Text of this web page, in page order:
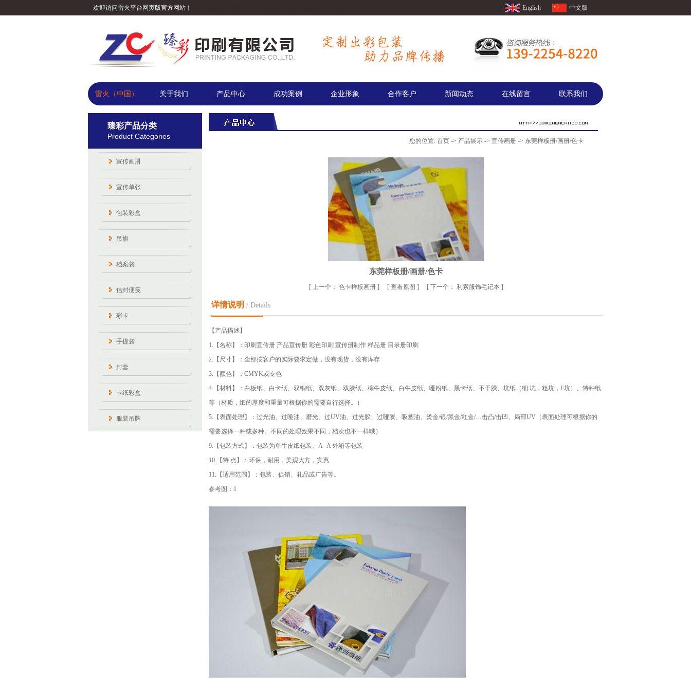
欢迎访问雷火平台网页版官方网站！ English 中文版
雷火（中国） 关于我们 产品中心 成功案例 企业形象 合作客户 新闻动态 在线留言 联系我们
臻彩产品分类
Product Categories
宣传画册
宣传单张
包装彩盒
吊旗
档案袋
信封便笺
彩卡
手提袋
封套
卡纸彩盒
服装吊牌
您的位置: 首页-> 产品展示-> 宣传画册-> 东莞样板册/画册/色卡
东莞样板册/画册/色卡
[ 上一个： 色卡样板画册 ] [ 查看原图 ] [ 下一个： 利索服饰毛记本 ]
详情说明 / Details
【产品描述】
1.【名称】：印刷宣传册 产品宣传册 彩色印刷 宣传册制作 样品册 目录册印刷
2.【尺寸】：全部按客户的实际要求定做，没有现货，没有库存
3.【颜色】：CMYK或专色
4.【材料】：白板纸、白卡纸、双铜纸、双灰纸、双胶纸、棕牛皮纸、白牛皮纸、哑粉纸、黑卡纸、不干胶、坑纸（细 坑，粗坑，F坑）、特种纸
等（材质，纸的厚度和重量可根据你的需要自行选择。）
5.【表面处理】：过光油、过哑油、磨光、过UV油、过光胶、过哑胶、吸塑油、烫金/银/黑金/红金/…击凸/击凹、局部UV（表面处理可根据你的
需要选择一种或多种。不同的处理效果不同，档次也不一样哦）
9.【包装方式】：包装为单牛皮纸包装、A=A 外箱等包装
10.【特 点】：环保，耐用，美观大方，实惠
11.【适用范围】：包装、促销、礼品或广告等。
参考图：1